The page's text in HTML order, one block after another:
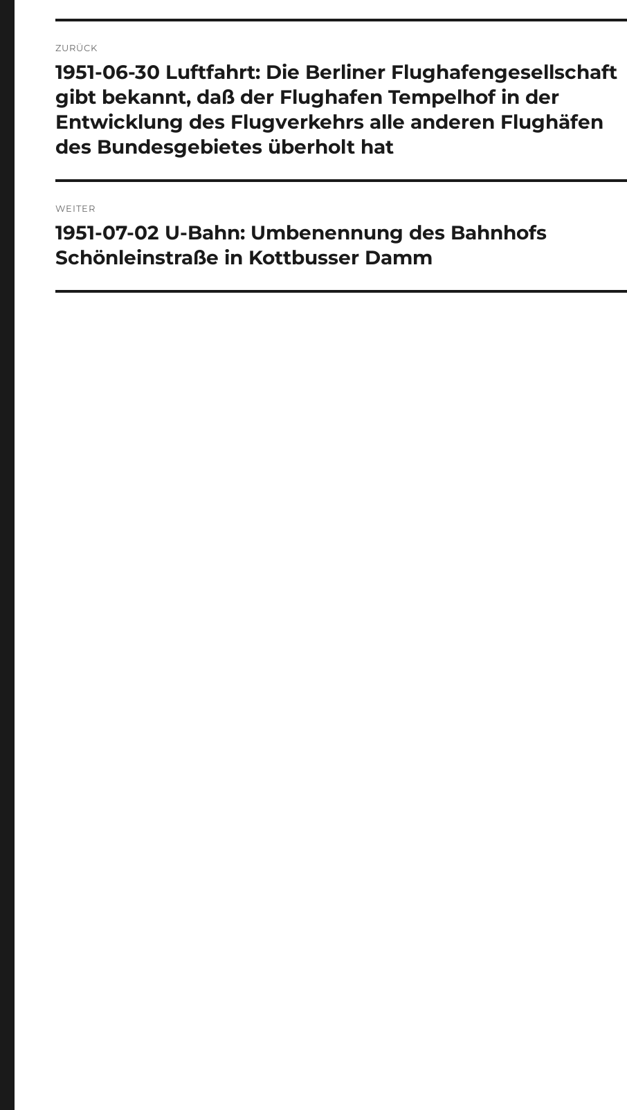
ZURÜCK
Vorheriger
Beitrag:
1951-06-30 Luftfahrt: Die Berliner Flughafengesellschaft
gibt bekannt, daß der Flughafen Tempelhof in der
Entwicklung des Flugverkehrs alle anderen Flughäfen
des Bundesgebietes überholt hat
WEITER
Nächster
Beitrag:
1951-07-02 U-Bahn: Umbenennung des Bahnhofs
Schönleinstraße in Kottbusser Damm